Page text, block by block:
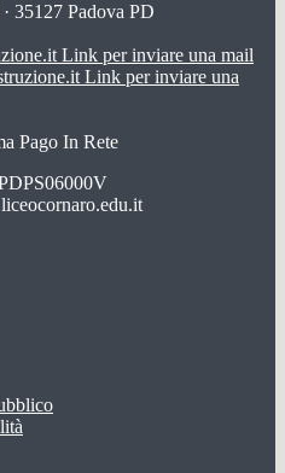
35127 Padova PD
Link per inviare una mail
Link per inviare una
Pago In Rete